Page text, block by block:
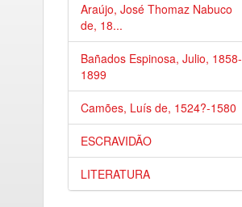
Araújo, José Thomaz Nabuco
de, 18...
Bañados Espinosa, Julio, 1858-
1899
Camões, Luís de, 1524?-1580
ESCRAVIDÃO
LITERATURA